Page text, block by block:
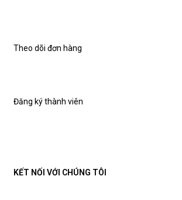
Theo dõi đơn hàng
Đăng ký thành viên
KẾT NỐI VỚI CHÚNG TÔI